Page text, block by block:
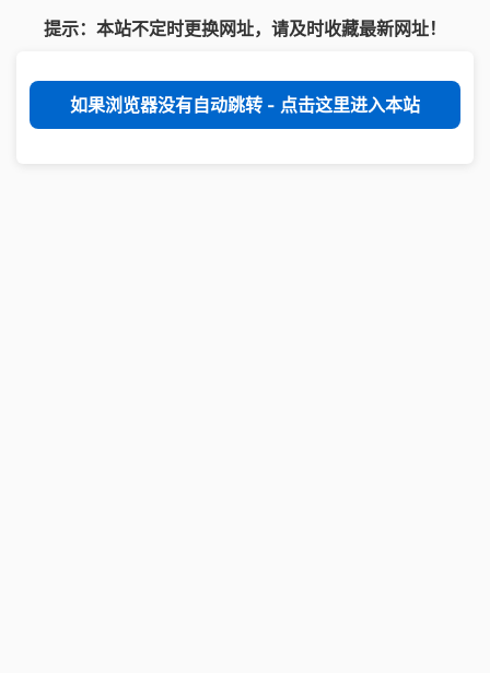
提示：本站不定时更换网址，请及时收藏最新网址！
如果浏览器没有自动跳转 - 点击这里进入本站